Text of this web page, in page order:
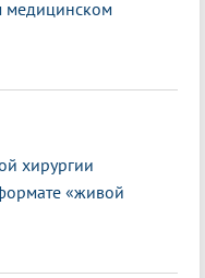
медицинском
хирургии
«живой